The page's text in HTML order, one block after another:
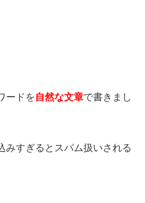
ードを自然な文章で書きまし
みすぎるとスパム扱いされる